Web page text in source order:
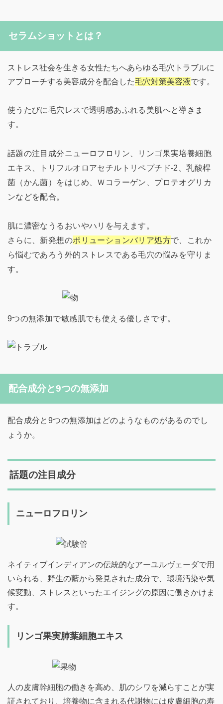
セラムショットとは？
ストレス社会を生きる女性たちへあらゆる毛穴トラブルに
アプローチする美容成分を配合した毛穴対策美容液です。
使うたびに毛穴レスで透明感あふれる美肌へと導きま
す。
話題の注目成分ニューロフロリン、リンゴ果実培養細胞
エキス、トリフルオロアセチルトリペプチド-2、乳酸桿
菌（かん菌）をはじめ、Ｗコラーゲン、プロテオグリカ
ンなどを配合。
肌に濃密なうるおいやハリを与えます。
さらに、新発想のポリューションバリア処方で、これか
ら悩むであろう外的ストレスである毛穴の悩みを守りま
す。
9つの無添加で敏感肌でも使える優しさです。
配合成分と9つの無添加
配合成分と9つの無添加はどのようなものがあるのでし
ょうか。
話題の注目成分
ニューロフロリン
ネイティブインディアンの伝統的なアーユルヴェーダで用
いられる、野生の藍から発見された成分で、環境汚染や気
候変動、ストレスといったエイジングの原因に働きかけま
す。
リンゴ果実肺葉細胞エキス
人の皮膚幹細胞の働きを高め、肌のシワを減らすことが実
証されており、培養物に含まれる代謝物には皮膚細胞の寿